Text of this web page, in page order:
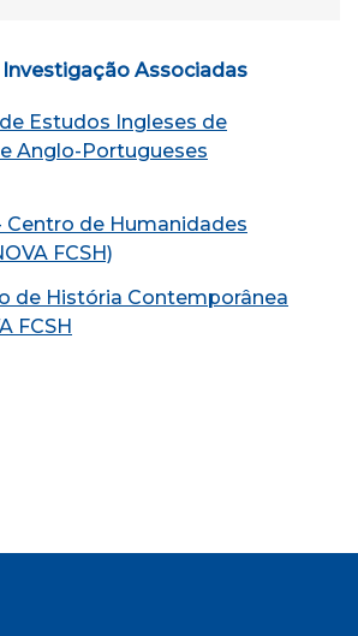
Associadas
Estudos Ingleses de
Anglo-Portugueses
Centro de Humanidades
FCSH)
de História Contemporânea
FCSH